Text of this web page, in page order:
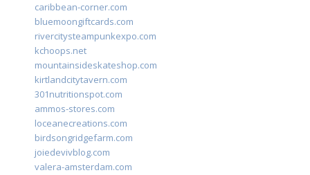
caribbean-corner.com
bluemoongiftcards.com
rivercitysteampunkexpo.com
kchoops.net
mountainsideskateshop.com
kirtlandcitytavern.com
301nutritionspot.com
ammos-stores.com
loceanecreations.com
birdsongridgefarm.com
joiedevivblog.com
valera-amsterdam.com